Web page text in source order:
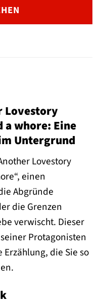
Lovestory
a whore: Eine
Untergrund
Lovestory
einen
Abgründe
die Grenzen
verwischt. Dieser
Protagonisten
die Sie so